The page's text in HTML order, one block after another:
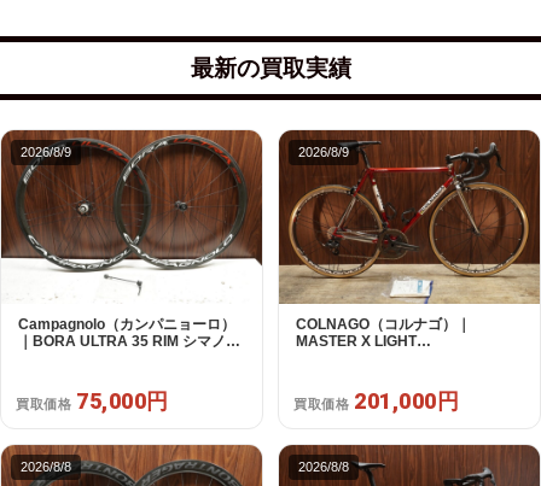
最新の買取実績
2026/8/9
Campagnolo（カンパニョーロ）
｜BORA ULTRA 35 RIM シマノフ
買取価格 75,000円
2026/8/9
COLNAGO（コルナゴ）｜
MASTER X LIGHT
年｜美品｜買取金額 201,000円
買取価格 201,000円
2026/8/8 2026/8/8